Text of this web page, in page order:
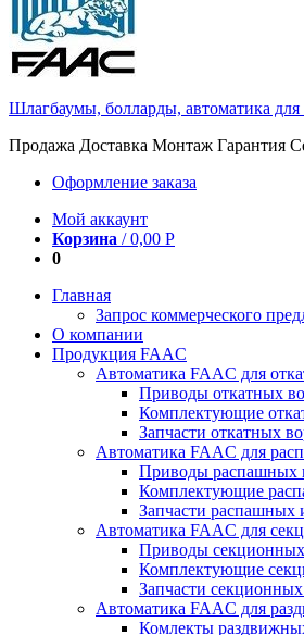
Шлагбаумы, болларды, автоматика
Продажа Доставка Монтаж Гарантия
Оформление заказа
Мой аккаунт
Корзина /0,00 Р
0
Главная
Запрос коммерческого
О компании
Продукция FAAC
Автоматика FAAC для
Приводы откатных
Комплектующие
Запчасти откатных
Автоматика FAAC для
Приводы распашных
Комплектующие
Запчасти распашных
Автоматика FAAC для
Приводы
Комплектующие
Запчасти
Автоматика FAAC для
Комлекты